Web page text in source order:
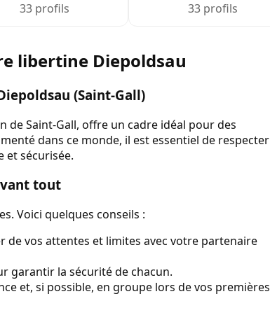
33 profils 33 profils
libertine Diepoldsau
(Saint-Gall)
de Saint-Gall, offre un cadre idéal pour des
dans ce monde, il est essentiel de respecter
et sécurisée.
tout
Voici quelques conseils :
de vos attentes et limites avec votre partenaire
garantir la sécurité de chacun.
et, si possible, en groupe lors de vos premières